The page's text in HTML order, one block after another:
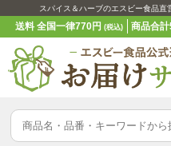
スパイス＆ハーブのエスビー食品直
送料 全国一律770円(税込) 商品合